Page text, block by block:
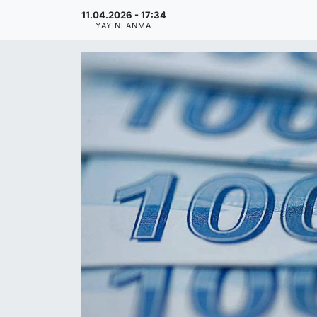
11.04.2026 - 17:34
YAYINLANMA